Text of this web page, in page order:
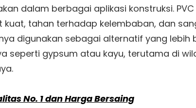
dalam berbagai aplikasi konstruksi.
tahan terhadap kelembaban, dan
digunakan sebagai alternatif yang lebih
seperti gypsum atau kayu, terutama di
No. 1 dan Harga Bersaing